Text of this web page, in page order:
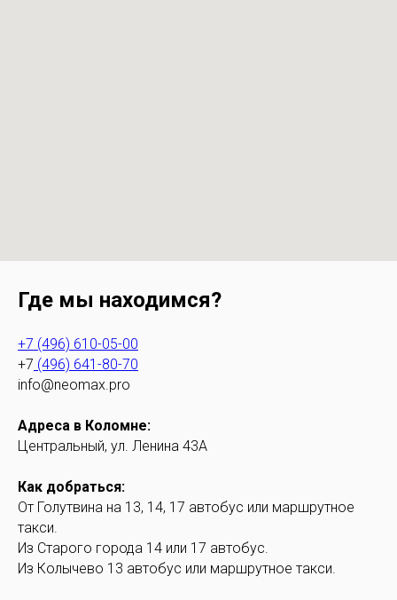
Где мы находимся?
+7 (496) 610-05-00
+7 (496) 641-80-70
info@neomax.pro
Адреса в Коломне:
Центральный, ул. Ленина 43А
Как добраться:
От Голутвина на 13, 14, 17 автобус или маршрутное
такси.
Из Старого города 14 или 17 автобус.
Из Колычево 13 автобус или маршрутное такси.